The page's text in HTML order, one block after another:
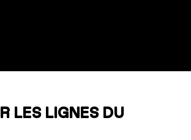
LES LIGNES DU